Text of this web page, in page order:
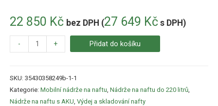
22 850 Kč bez DPH (27 649 Kč s DPH)
- + Přidat do košíku
SKU: 35430358249b-1-1
Kategorie: Mobilní nádrže na naftu, Nádrže na naftu do 220 litrů,
Nádrže na naftu s AKU, Výdej a skladování nafty